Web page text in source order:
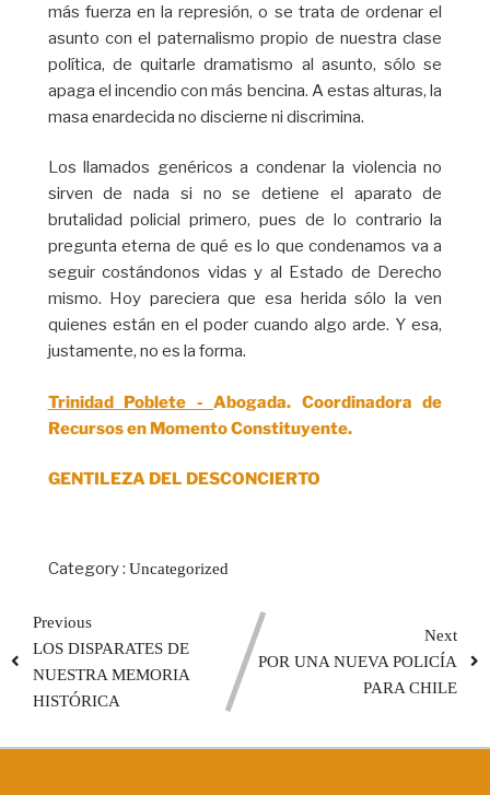
más fuerza en la represión, o se trata de ordenar el
asunto con el paternalismo propio de nuestra clase
política, de quitarle dramatismo al asunto, sólo se
apaga el incendio con más bencina. A estas alturas, la
masa enardecida no discierne ni discrimina.
Los llamados genéricos a condenar la violencia no
sirven de nada si no se detiene el aparato de
brutalidad policial primero, pues de lo contrario la
pregunta eterna de qué es lo que condenamos va a
seguir costándonos vidas y al Estado de Derecho
mismo. Hoy pareciera que esa herida sólo la ven
quienes están en el poder cuando algo arde. Y esa,
justamente, no es la forma.
Trinidad Poblete -Abogada. Coordinadora de
Recursos en Momento Constituyente.
GENTILEZA DEL DESCONCIERTO
Category : Uncategorized
Previous
LOS DISPARATES DE
NUESTRA MEMORIA
HISTÓRICA
Next
POR UNA NUEVA POLICÍA
PARA CHILE